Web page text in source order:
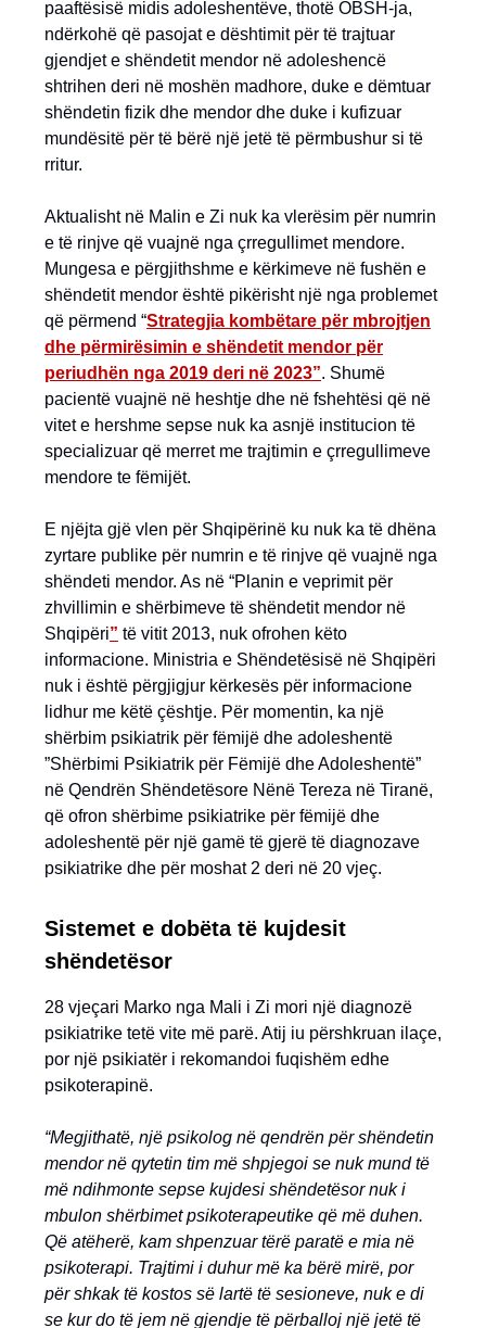
paaftësisë midis adoleshentëve, thotë OBSH-ja,
ndërkohë që pasojat e dështimit për të trajtuar
gjendjet e shëndetit mendor në adoleshencë
shtrihen deri në moshën madhore, duke e dëmtuar
shëndetin fizik dhe mendor dhe duke i kufizuar
mundësitë për të bërë një jetë të përmbushur si të
rritur.
Aktualisht në Malin e Zi nuk ka vlerësim për numrin
e të rinjve që vuajnë nga çrregullimet mendore.
Mungesa e përgjithshme e kërkimeve në fushën e
shëndetit mendor është pikërisht një nga problemet
që përmend “Strategjia kombëtare për mbrojtjen
dhe përmirësimin e shëndetit mendor për
periudhën nga 2019 deri në 2023”. Shumë
pacientë vuajnë në heshtje dhe në fshehtësi që në
vitet e hershme sepse nuk ka asnjë institucion të
specializuar që merret me trajtimin e çrregullimeve
mendore te fëmijët.
E njëjta gjë vlen për Shqipërinë ku nuk ka të dhëna
zyrtare publike për numrin e të rinjve që vuajnë nga
shëndeti mendor. As në “Planin e veprimit për
zhvillimin e shërbimeve të shëndetit mendor në
Shqipëri” të vitit 2013, nuk ofrohen këto
informacione. Ministria e Shëndetësisë në Shqipëri
nuk i është përgjigjur kërkesës për informacione
lidhur me këtë çështje. Për momentin, ka një
shërbim psikiatrik për fëmijë dhe adoleshentë
”Shërbimi Psikiatrik për Fëmijë dhe Adoleshentë”
në Qendrën Shëndetësore Nënë Tereza në Tiranë,
që ofron shërbime psikiatrike për fëmijë dhe
adoleshentë për një gamë të gjerë të diagnozave
psikiatrike dhe për moshat 2 deri në 20 vjeç.
Sistemet e dobëta të kujdesit
shëndetësor
28 vjeçari Marko nga Mali i Zi mori një diagnozë
psikiatrike tetë vite më parë. Atij iu përshkruan ilaçe,
por një psikiatër i rekomandoi fuqishëm edhe
psikoterapinë.
“Megjithatë, një psikolog në qendrën për shëndetin
mendor në qytetin tim më shpjegoi se nuk mund të
më ndihmonte sepse kujdesi shëndetësor nuk i
mbulon shërbimet psikoterapeutike që më duhen.
Që atëherë, kam shpenzuar tërë paratë e mia në
psikoterapi. Trajtimi i duhur më ka bërë mirë, por
për shkak të kostos së lartë të sesioneve, nuk e di
se kur do të jem në gjendje të përballoj një jetë të